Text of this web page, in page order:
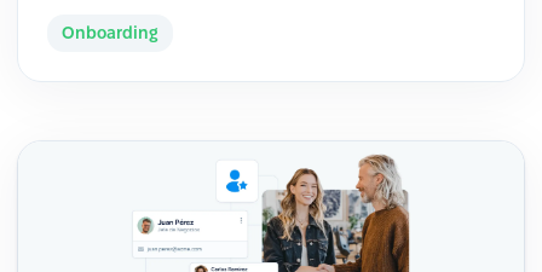
Onboarding